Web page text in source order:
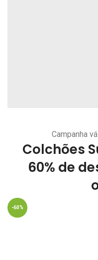
Campanha
Colchões
60% de
-60%